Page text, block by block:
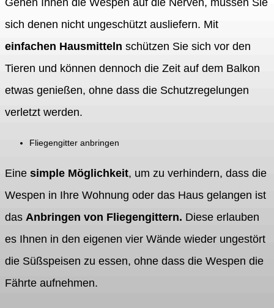
Gehen Ihnen die Wespen auf die Nerven, müssen Sie
sich denen nicht ungeschützt ausliefern. Mit
einfachen Hausmitteln schützen Sie sich vor den
Tieren und können dennoch die Zeit auf dem Balkon
etwas genießen, ohne dass die Schutzregelungen
verletzt werden.
Fliegengitter anbringen
Eine simple Möglichkeit, um zu verhindern, dass die
Wespen in Ihre Wohnung oder das Haus gelangen ist
das Anbringen von Fliegengittern. Diese erlauben
es Ihnen in den eigenen vier Wände wieder ungestört
die Süßspeisen zu essen, ohne dass die Wespen die
Fährte aufnehmen.